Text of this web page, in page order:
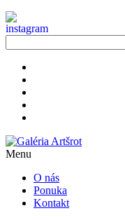
Menu
O nás
Ponuka
Kontakt